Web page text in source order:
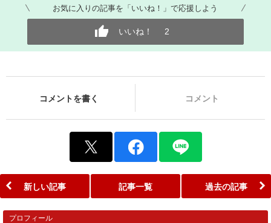
お気に入りの記事を「いいね！」で応援しよう
いいね！ 2
コメントを書く コメント
新しい記事 記事一覧 過去の記事
プロフィール